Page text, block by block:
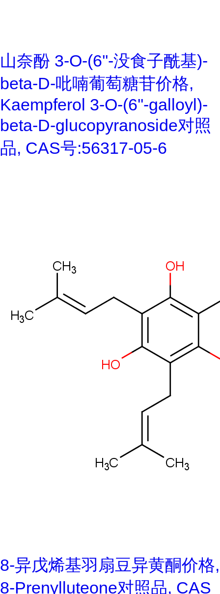
山奈酚 3-O-(6''-没食子酰基)-
beta-D-吡喃葡萄糖苷价格,
Kaempferol 3-O-(6''-galloyl)-
beta-D-glucopyranoside对照
品, CAS号:56317-05-6
8-异戊烯基羽扇豆异黄酮价格,
8-Prenylluteone对照品, CAS